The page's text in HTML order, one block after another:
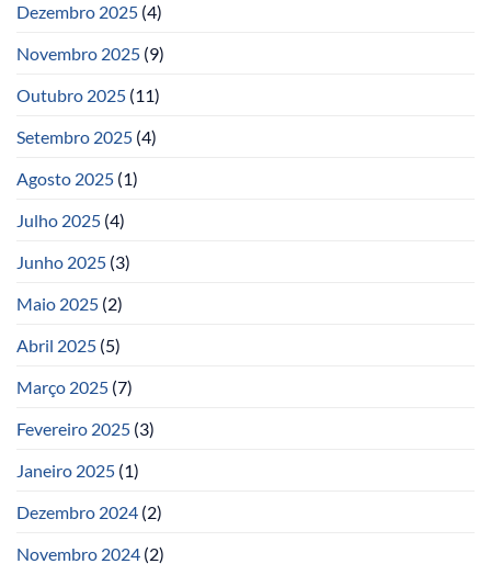
Dezembro 2025 (4)
Novembro 2025 (9)
Outubro 2025 (11)
Setembro 2025 (4)
Agosto 2025 (1)
Julho 2025 (4)
Junho 2025 (3)
Maio 2025 (2)
Abril 2025 (5)
Março 2025 (7)
Fevereiro 2025 (3)
Janeiro 2025 (1)
Dezembro 2024 (2)
Novembro 2024 (2)